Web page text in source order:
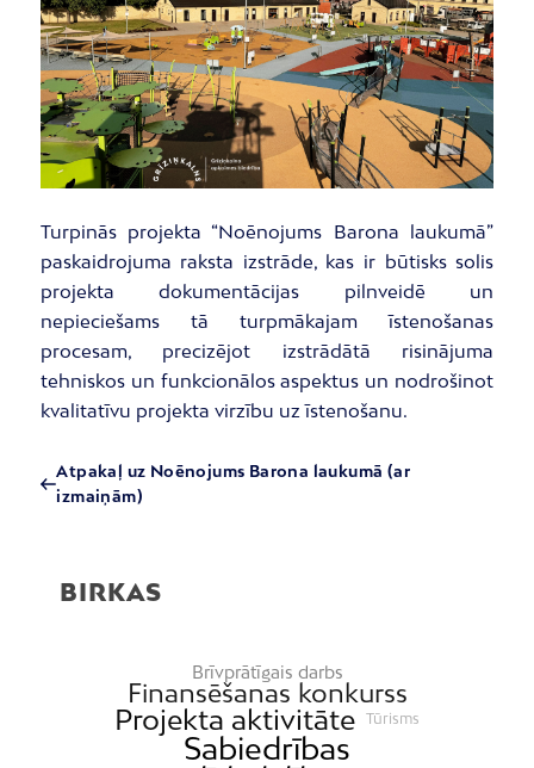
Turpinās projekta “Noēnojums Barona laukumā”
paskaidrojuma raksta izstrāde, kas ir būtisks solis
projekta dokumentācijas pilnveidē un
nepieciešams tā turpmākajam īstenošanas
procesam, precizējot izstrādātā risinājuma
tehniskos un funkcionālos aspektus un nodrošinot
kvalitatīvu projekta virzību uz īstenošanu.
Atpakaļ uz Noēnojums Barona laukumā (ar
izmaiņām)
BIRKAS
Brīvprātīgais darbs
Finansēšanas konkurss
Projekta aktivitāte Tūrisms
Sabiedrības